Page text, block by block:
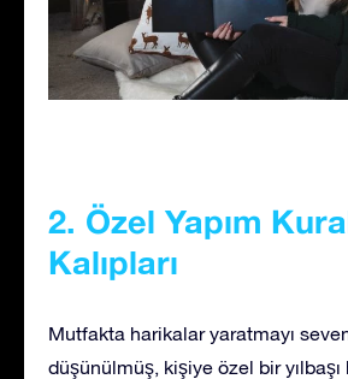
2. Özel Yapım
Kalıpları
Mutfakta harikalar yaratmayı
düşünülmüş, kişiye özel bir